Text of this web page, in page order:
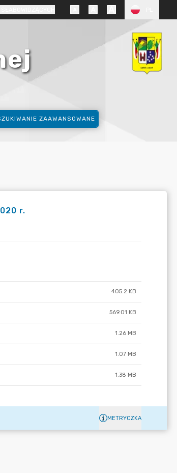
ZAAWANSOWANE
r.
405.2 KB
569.01 KB
1.26 MB
1.07 MB
1.38 MB
METRYCZKA